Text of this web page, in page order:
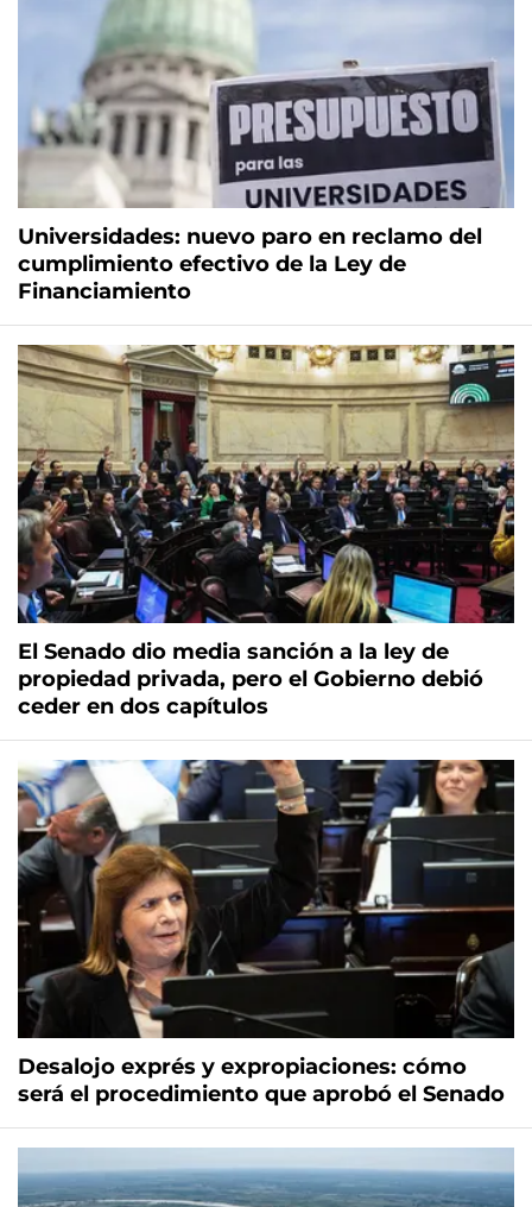
Universidades: nuevo paro en reclamo del
cumplimiento efectivo de la Ley de
Financiamiento
El Senado dio media sanción a la ley de
propiedad privada, pero el Gobierno debió
ceder en dos capítulos
Desalojo exprés y expropiaciones: cómo
será el procedimiento que aprobó el Senado